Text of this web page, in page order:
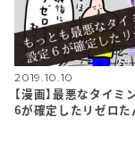
2019.10.10
【漫画】最悪なタイミ
6が確定したリゼロた